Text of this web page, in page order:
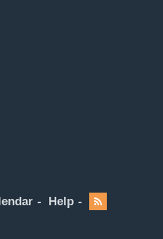
Help